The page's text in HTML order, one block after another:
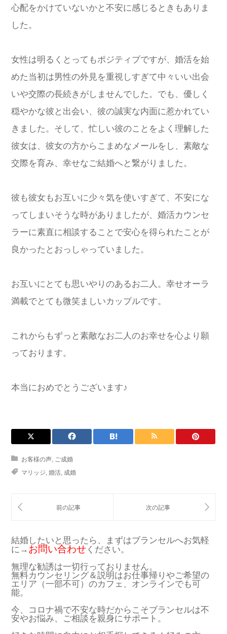
心配をかけていないかと不安に感じるときもありま
した。
女性は明るくとってもポジティブですが、婚活を始
めた当初は男性の外見を重視しすぎて中々いい出会
いや交際の長続きがしませんでした。でも、優しく
穏やかな彼と出会い、彼の誠実な内面に惹かれてい
きました。そして、忙しい彼のことをよく理解した
彼女は、彼女の方からこまめなメールをし、素敵な
交際を育み、幸せなご結婚へと繋がりました。
彼も彼女もお互いに少々気を使いすぎて、不安にな
ってしまいそうな時がありましたが、婚活カウンセ
ラーに素直に相談することで安心を得られたことが
良かったとおっしゃっていました。
お互いにとても思いやりのあるお二人。幸せオーラ
満載でとても微笑ましいカップルです。
これからもずっと素敵なお二人のお幸せを心より願
っております。
本当におめでとうございます♪
お客様の声, ご成婚
マリッジ, 婚活, 成婚
結婚したいと思ったら、まずはブランセルへお気軽
に→ お問い合わせ ください。
無理な勧誘は一切行っておりません。
無料カウンセリング＆説明はお仕事帰りやご希望の
エリア（一部不可）のカフェ、オンラインでも可
能。
今、コロナ禍で不安な時だからこそブランセルは不
安やお悩み、ご相談を親身にサポート。